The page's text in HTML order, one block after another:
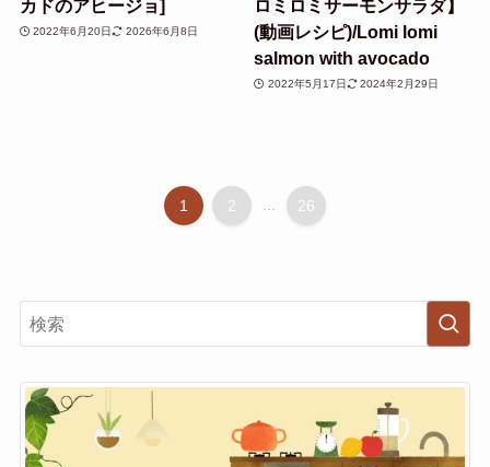
カドのアヒージョ]
2022年6月20日 2026年6月8日
ロミロミサーモンサラダ】
(動画レシピ)/Lomi lomi
salmon with avocado
2022年5月17日 2024年2月29日
1 2 ... 26